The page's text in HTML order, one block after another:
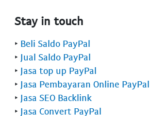
Stay in touch
‣ Beli Saldo PayPal
‣ Jual Saldo PayPal
‣ Jasa top up PayPal
‣ Jasa Pembayaran Online PayPal
‣ Jasa SEO Backlink
‣ Jasa Convert PayPal